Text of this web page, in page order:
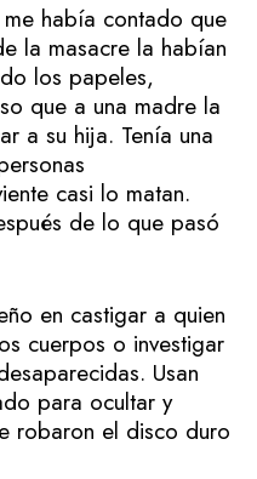
había contado que
la masacre la habían
los papeles,
que a una madre la
a su hija. Tenía una
casi lo matan.
de lo que pasó
en castigar a quien
cuerpos o investigar
Usan
para ocultar y
robaron el disco duro